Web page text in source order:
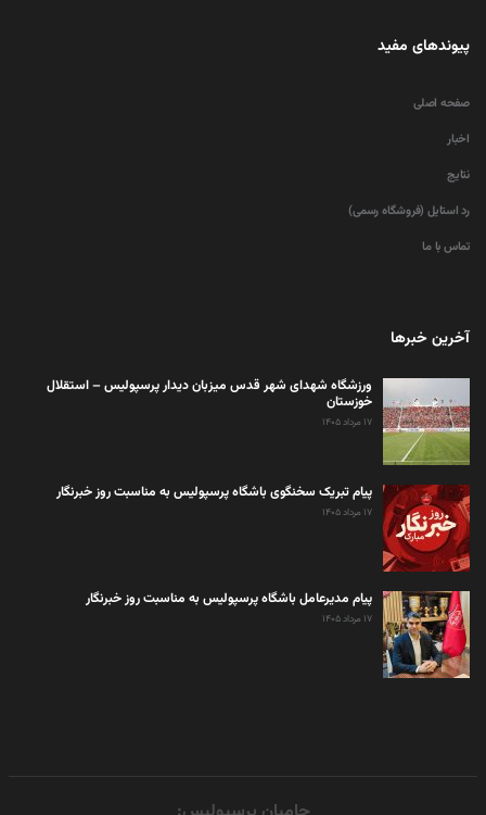
پیوندهای مفید
صفحه اصلی
اخبار
نتایج
رد استایل (فروشگاه رسمی)
تماس با ما
آخرین خبرها
ورزشگاه شهدای شهر قدس میزبان دیدار پرسپولیس – استقلال
خوزستان
۱۷ مرداد ۱۴۰۵
پیام تبریک سخنگوی باشگاه پرسپولیس به مناسبت روز خبرنگار
۱۷ مرداد ۱۴۰۵
پیام مدیرعامل باشگاه پرسپولیس به مناسبت روز خبرنگار
۱۷ مرداد ۱۴۰۵